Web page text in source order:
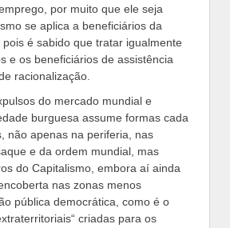
por muito que ele seja
se aplica a beneficiários da
é sabido que tratar igualmente
e os beneficiários de assistência
racionalização.
do mercado mundial e
burguesa assume formas cada
não apenas na periferia, nas
e da ordem mundial, mas
do Capitalismo, embora aí ainda
nas zonas menos
pública democrática, como é o
criadas para os